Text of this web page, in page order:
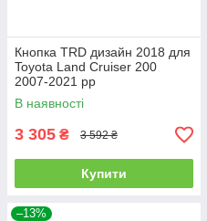
Кнопка TRD дизайн 2018 для
Toyota Land Cruiser 200
2007-2021 рр
В наявності
3 305 ₴ 3 592 ₴
Купити
–13%